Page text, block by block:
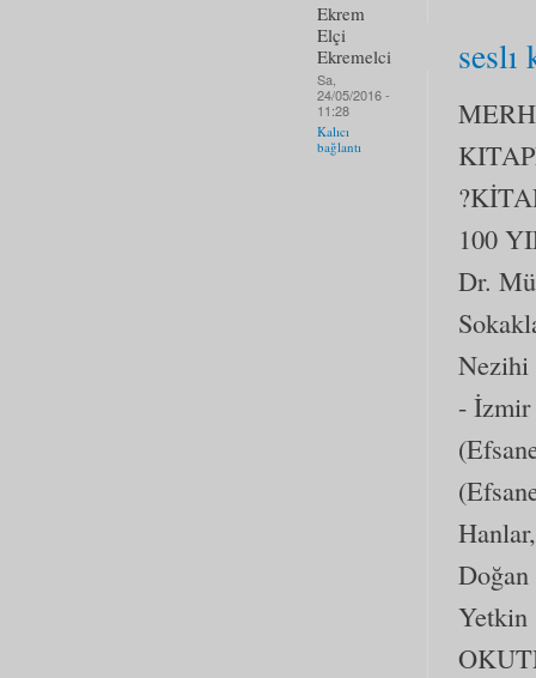
Ekrem
Elçi
Ekremelci
Sa,
24/05/2016 -
11:28
Kalıcı
bağlantı
seslı
100
Dr.
Nezihi
- İzmir